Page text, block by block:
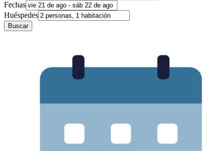
Fechas
Huéspedes
Buscar